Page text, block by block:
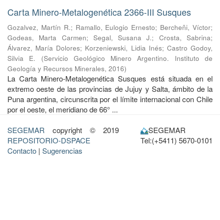
Carta Minero-Metalogenética 2366-III Susques
Gozalvez, Martín R.; Ramallo, Eulogio Ernesto; Bercheñi, Víctor;
Godeas, Marta Carmen; Segal, Susana J.; Crosta, Sabrina;
Álvarez, María Dolores; Korzeniewski, Lidia Inés; Castro Godoy,
Silvia E.
(Servicio Geológico Minero Argentino. Instituto de
Geología y Recursos Minerales, 2016)
La Carta Minero-Metalogenética Susques está situada en el
extremo oeste de las provincias de Jujuy y Salta, ámbito de la
Puna argentina, circunscrita por el límite internacional con Chile
por el oeste, el meridiano de 66° ...
SEGEMAR copyright © 2019
REPOSITORIO-DSPACE
Contacto | Sugerencias
SEGEMAR
Tel:(+5411) 5670-0101